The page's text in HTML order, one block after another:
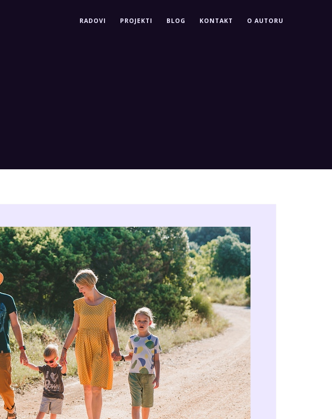
RADOVI PROJEKTI BLOG KONTAKT O AUTORU